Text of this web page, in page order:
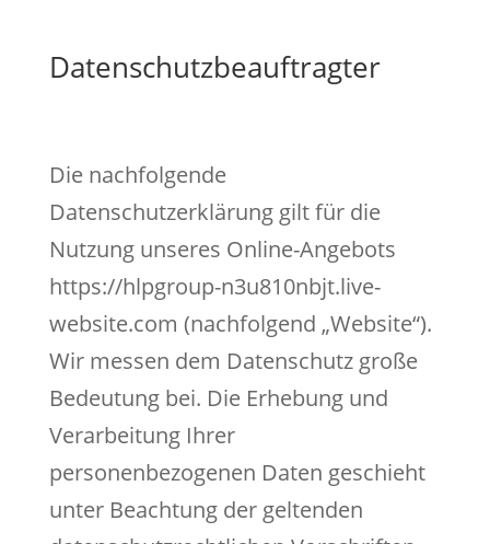
Datenschutzbeauftragter
Die nachfolgende
Datenschutzerklärung gilt für die
Nutzung unseres Online-Angebots
https://hlpgroup-n3u810nbjt.live-
website.com (nachfolgend „Website“).
Wir messen dem Datenschutz große
Bedeutung bei. Die Erhebung und
Verarbeitung Ihrer
personenbezogenen Daten geschieht
unter Beachtung der geltenden